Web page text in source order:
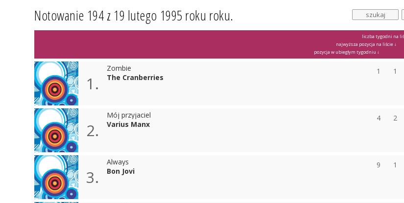
Notowanie 194 z 19 lutego 1995 roku roku.
liczba tygodni na
najwyższa pozycja na liście ↓
pozycja w ubiegłym tygodniu ↓
1 1
1.
Zombie
The Cranberries
4 2
2.
Mój przyjaciel
Varius Manx
9 1
3.
Always
Bon Jovi